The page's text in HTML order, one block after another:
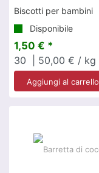
Biscotti per bambini
Disponibile
1,50 € *
30
| 50,00 € / kg
Aggiungi al carrello